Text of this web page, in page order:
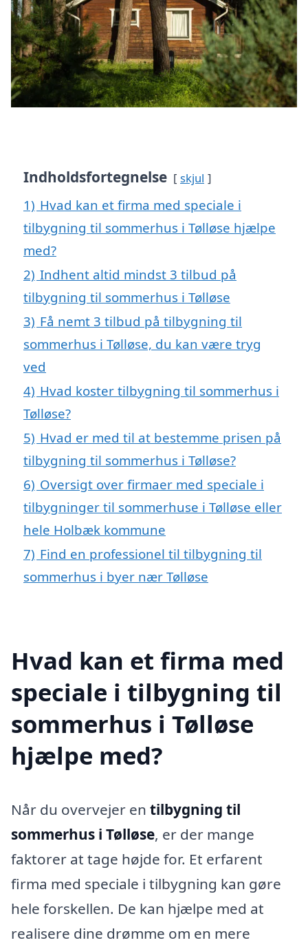
Indholdsfortegnelse skjul
1) Hvad kan et firma med speciale i
tilbygning til sommerhus i Tølløse hjælpe
med?
2) Indhent altid mindst 3 tilbud på
tilbygning til sommerhus i Tølløse
3) Få nemt 3 tilbud på tilbygning til
sommerhus i Tølløse, du kan være tryg
ved
4) Hvad koster tilbygning til sommerhus i
Tølløse?
5) Hvad er med til at bestemme prisen på
tilbygning til sommerhus i Tølløse?
6) Oversigt over firmaer med speciale i
tilbygninger til sommerhuse i Tølløse eller
hele Holbæk kommune
7) Find en professionel til tilbygning til
sommerhus i byer nær Tølløse
Hvad kan et firma med
speciale i tilbygning til
sommerhus i Tølløse
hjælpe med?
Når du overvejer en tilbygning til
sommerhus i Tølløse, er der mange
faktorer at tage højde for. Et erfarent
firma med speciale i tilbygning kan gøre
hele forskellen. De kan hjælpe med at
realisere dine drømme om en mere